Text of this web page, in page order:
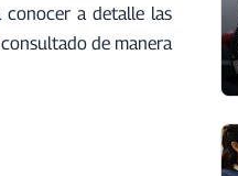
conocer a detalle las
de manera